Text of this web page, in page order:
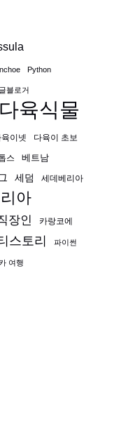
Python
블로거
다육식물
육이넷 다육이 초보
스
베트남
세덤 세데베리아
아
장인 카랑코에
스토리 파이썬
여행